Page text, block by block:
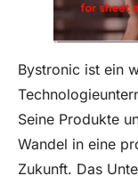
Bystronic ist ein
Seine Produkte
Wandel in eine
Zukunft. Das